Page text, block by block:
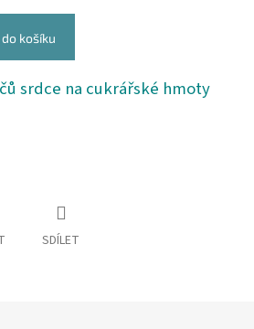
košíku
srdce na cukrářské hmoty
SDÍLET